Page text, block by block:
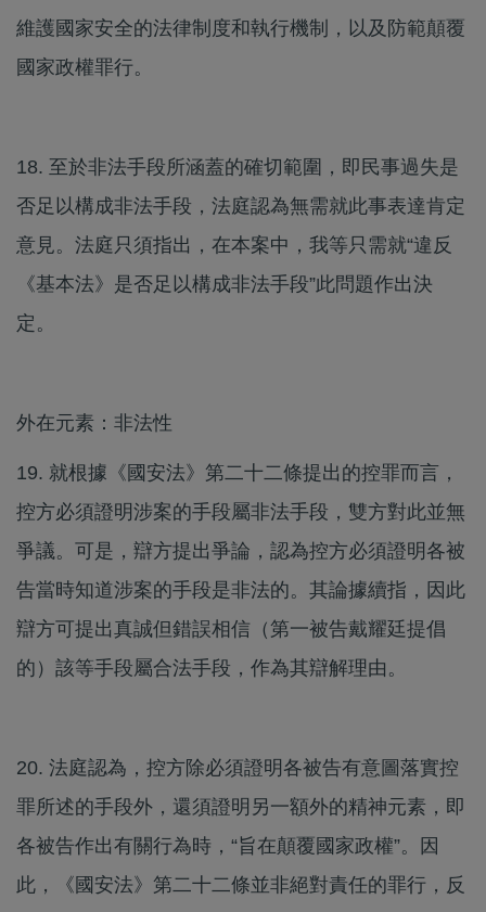
維護國家安全的法律制度和執行機制，以及防範顛覆
國家政權罪行。
18. 至於非法手段所涵蓋的確切範圍，即民事過失是
否足以構成非法手段，法庭認為無需就此事表達肯定
意見。法庭只須指出，在本案中，我等只需就“違反
《基本法》是否足以構成非法手段”此問題作出決
定。
外在元素：非法性
19. 就根據《國安法》第二十二條提出的控罪而言，
控方必須證明涉案的手段屬非法手段，雙方對此並無
爭議。可是，辯方提出爭論，認為控方必須證明各被
告當時知道涉案的手段是非法的。其論據續指，因此
辯方可提出真誠但錯誤相信（第一被告戴耀廷提倡
的）該等手段屬合法手段，作為其辯解理由。
20. 法庭認為，控方除必須證明各被告有意圖落實控
罪所述的手段外，還須證明另一額外的精神元素，即
各被告作出有關行為時，“旨在顛覆國家政權”。因
此，《國安法》第二十二條並非絕對責任的罪行，反